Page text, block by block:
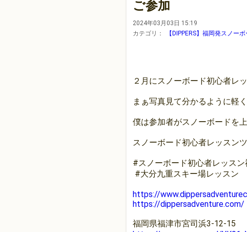
ご参加
2024年03月03日 15:19
カテゴリ：
【DIPPERS】福岡発スノー
２月にスノーボード初心者レ
まぁ写真見て分かるように軽
僕は参加者がスノーボードを
スノーボード初心者レッスン
#スノーボード初心者レッスン
#大分九重スキー場レッスン⁡
https://
https://dippersadventure.com/
福岡県福津市宮司浜3-12-15